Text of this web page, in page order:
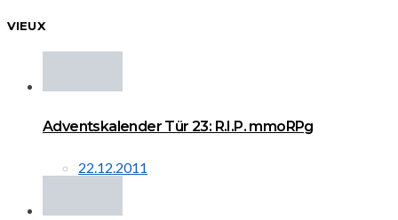
VIEUX
Adventskalender Tür 23: R.I.P. mmoRPg
22.12.2011